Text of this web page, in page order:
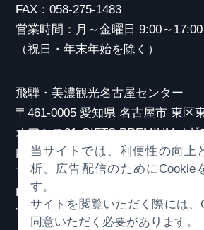
FAX：058-275-1483
営業時間：月～金曜日 9:00～17:00
（祝日・年末年始を除く）
飛騨・美濃観光名古屋センター
〒461-0005 愛知県 名古屋市 東区
オアシス21 GIFTS PREMIUM（ギ
内
TEL：052-253-6185
FAX：052-253-6186
営業時間：10:00～21:00
当サイトでは、利便性の向上
析、広告配信のためにCookie
す。
サイトを閲覧いただく際には、
同意いただく必要があります。